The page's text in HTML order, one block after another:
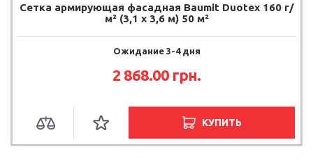
Сетка армирующая фасадная Baumit Duotex 160 г/
м² (3,1 х 3,6 м) 50 м²
Ожидание 3-4 дня
2 868.00 грн.
КУПИТЬ